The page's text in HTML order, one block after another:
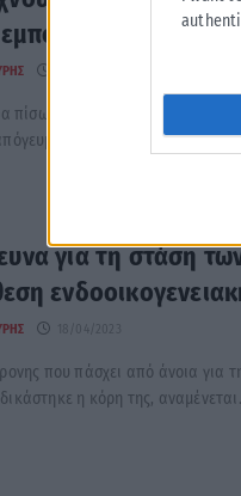
κέντρο
πίσω από το επεισόδιο που
της Τρίτης βλέπουν...
για τη στάση
που πάσχει από άνοια για
η κόρη της,